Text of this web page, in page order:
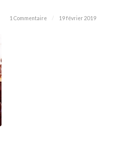
1 Commentaire / 19 février 2019